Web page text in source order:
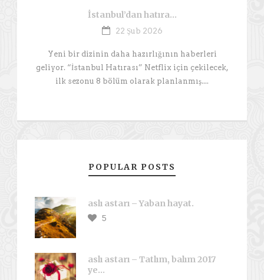
İstanbul’dan hatıra…
22 Şub 2026
Yeni bir dizinin daha hazırlığının haberleri
geliyor. “İstanbul Hatırası” Netflix için çekilecek,
ilk sezonu 8 bölüm olarak planlanmış....
POPULAR POSTS
aslı astarı – Yaban hayat.
5
aslı astarı – Tatlım, balım 2017
ye…